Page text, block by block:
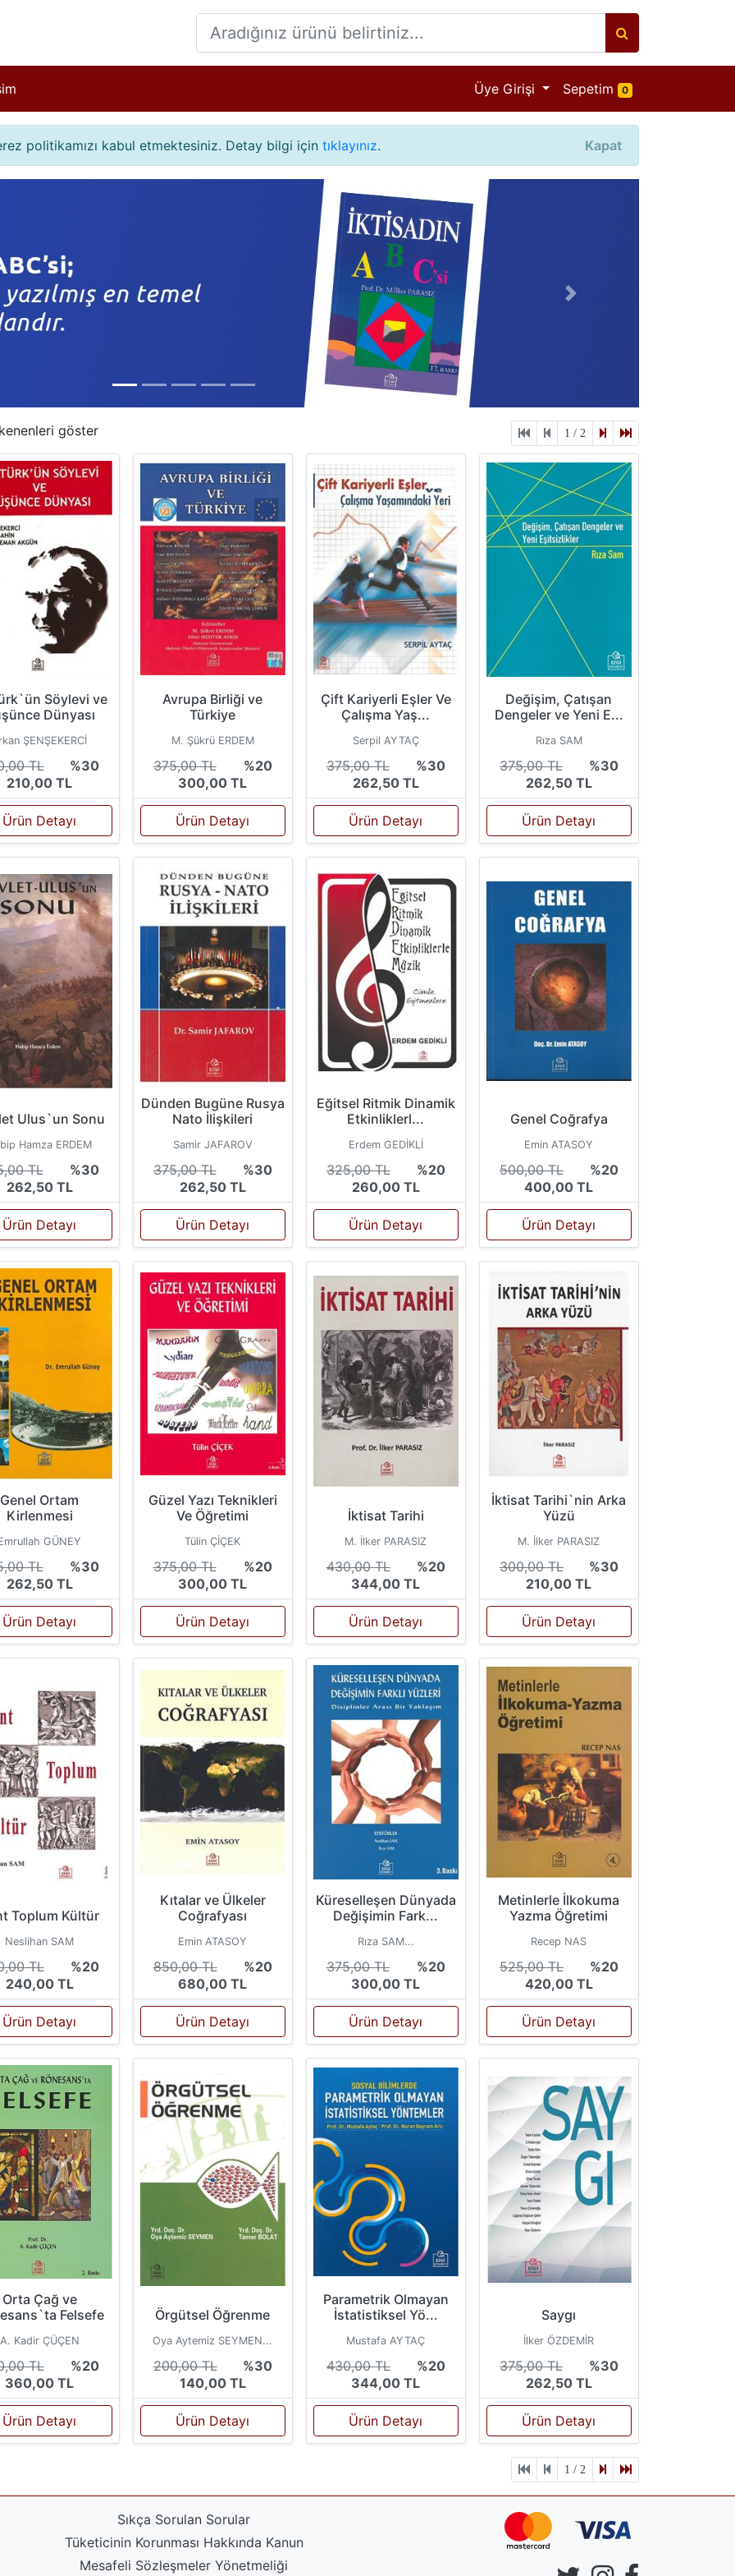
Sepetim 0 Ürün adeti
Üye Girişi
politikamızı kabul etmektesiniz. Detay bilgi için tıklayınız. Kapat
Sonraki
göster 1 / 2
Söylevi ve
Dünyası
ŞENŞEKERCİ
TL
%30
210,00 TL
Ürün Detayı
Avrupa Birliği ve
Türkiye
M. Şükrü ERDEM
375,00 TL
%20
300,00 TL
Ürün Detayı
Çift Kariyerli Eşler Ve
Çalışma Yaş...
Serpil AYTAÇ
375,00 TL
%30
262,50 TL
Ürün Detayı
Değişim, Çatışan
Dengeler ve Yeni E...
Rıza SAM
375,00 TL
%30
262,50 TL
Ürün Detayı
Ulus`un Sonu
Hamza ERDEM
TL
%30
262,50 TL
Ürün Detayı
Dünden Bugüne Rusya
Nato İlişkileri
Samir JAFAROV
375,00 TL
%30
262,50 TL
Ürün Detayı
Eğitsel Ritmik Dinamik
Etkinliklerl...
Erdem GEDİKLİ
325,00 TL
%20
260,00 TL
Ürün Detayı
Genel Coğrafya
Emin ATASOY
500,00 TL
%20
400,00 TL
Ürün Detayı
Genel Ortam
Kirlenmesi
GÜNEY
TL
%30
262,50 TL
Ürün Detayı
Güzel Yazı Teknikleri
Ve Öğretimi
Tülin ÇİÇEK
375,00 TL
%20
300,00 TL
Ürün Detayı
İktisat Tarihi
M. İlker PARASIZ
430,00 TL
%20
344,00 TL
Ürün Detayı
İktisat Tarihi`nin Arka
Yüzü
M. İlker PARASIZ
300,00 TL
%30
210,00 TL
Ürün Detayı
Toplum Kültür
Neslihan SAM
TL
%20
240,00 TL
Ürün Detayı
Kıtalar ve Ülkeler
Coğrafyası
Emin ATASOY
850,00 TL
%20
680,00 TL
Ürün Detayı
Küreselleşen Dünyada
Değişimin Fark...
Rıza SAM...
375,00 TL
%20
300,00 TL
Ürün Detayı
Metinlerle İlkokuma
Yazma Öğretimi
Recep NAS
525,00 TL
%20
420,00 TL
Ürün Detayı
Orta Çağ ve
Felsefe
A. Kadir ÇÜÇEN
TL
%20
360,00 TL
Ürün Detayı
Örgütsel Öğrenme
Oya Aytemiz SEYMEN...
200,00 TL
%30
140,00 TL
Ürün Detayı
Parametrik Olmayan
İstatistiksel Yö...
Mustafa AYTAÇ
430,00 TL
%20
344,00 TL
Ürün Detayı
Saygı
İlker ÖZDEMİR
375,00 TL
%30
262,50 TL
Ürün Detayı
1 / 2
Sıkça Sorulan Sorular
Tüketicinin Korunması Hakkında Kanun
Mesafeli Sözleşmeler Yönetmeliği